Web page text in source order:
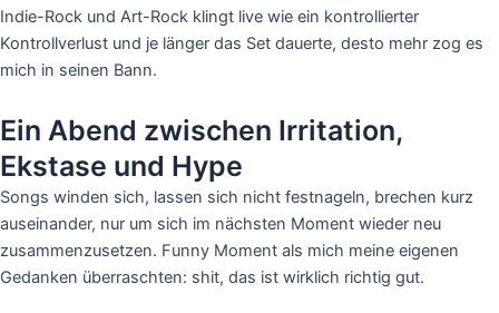
Indie-Rock und Art-Rock klingt live wie ein kontrollierter
Kontrollverlust und je länger das Set dauerte, desto mehr zog es
mich in seinen Bann.
Ein Abend zwischen Irritation,
Ekstase und Hype
Songs winden sich, lassen sich nicht festnageln, brechen kurz
auseinander, nur um sich im nächsten Moment wieder neu
zusammenzusetzen. Funny Moment als mich meine eigenen
Gedanken überraschten: shit, das ist wirklich richtig gut.